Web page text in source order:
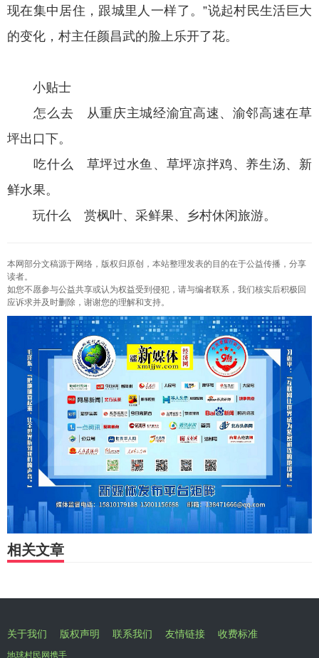
现在集中居住，跟城里人一样了。”说起村民生活巨大
的变化，村主任颜昌武的脸上乐开了花。
小贴士
怎么去 从重庆主城经渝宜高速、渝邻高速在草
坪出口下。
吃什么 草坪过水鱼、草坪凉拌鸡、养生汤、新
鲜水果。
玩什么 赏枫叶、采鲜果、乡村休闲旅游。
本网部分文稿源于网络，版权归原创，本站整理发表的目的在于公益传播，分享
读者。
如您不愿参与公益共享或认为权益受到侵犯，请与编者联系，我们核实后积极回
应诉求并及时删除，谢谢您的理解和支持。
相关文章
关于我们 版权声明 联系我们 友情链接 收费标准
地球村民网携手